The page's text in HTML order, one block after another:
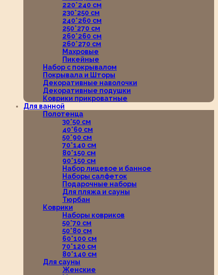
220*240 см
230*250 см
240*260 см
250*270 см
260*260 см
260*270 см
Махровые
Пикейные
Набор с покрывалом
Покрывала и Шторы
Декоративные наволочки
Декоративные подушки
Коврики прикроватные
Для ванной
Полотенца
30*50 см
40*60 см
50*90 см
70*140 см
80*150 см
90*150 см
Набор лицевое и банное
Наборы салфеток
Подарочные наборы
Для пляжа и сауны
Тюрбан
Коврики
Наборы ковриков
50*70 см
50*80 см
60*100 см
70*120 см
80*140 см
Для сауны
Женские